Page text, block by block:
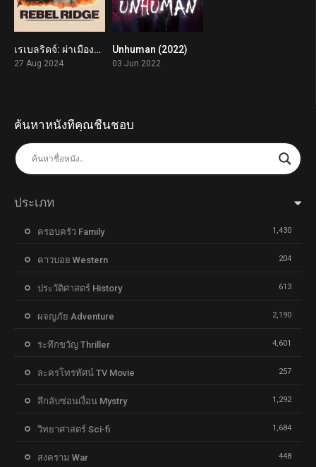
5.1
เรเบลริดจ์: ผ่าเมืองอยุติธรรม Rebel Ridge (2024)
27 Aug 2024
4.2
Unhuman (2022)
03 Jun 2022
ค้นหาหนังที่คุณชื่นชอบ
ประเภท
ครอบครัว Family 1,430
คาวบอย Western 204
ประวัติศาสตร์ History 613
ผจญภัย Adventure 2,190
ระทึกขวัญ Thriller 4,601
ละครโทรทัศน์ TV Movie 257
ลึกลับซ่อนเงื่อน Mystry 1,292
วิทยาศาสตร์ Sci-fi 1,684
สงคราม War 448